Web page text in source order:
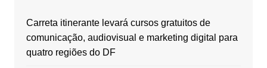
Carreta itinerante levará cursos gratuitos de
comunicação, audiovisual e marketing digital para
quatro regiões do DF